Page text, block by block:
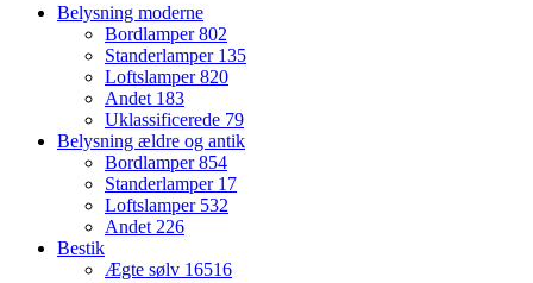
Belysning moderne
Bordlamper802
Standerlamper 135
Loftslamper820
Andet 183
Uklassificerede 79
Belysning ældre og antik
Bordlamper854
Standerlamper 17
Loftslamper 532
Andet 226
Bestik
Ægte sølv 16516